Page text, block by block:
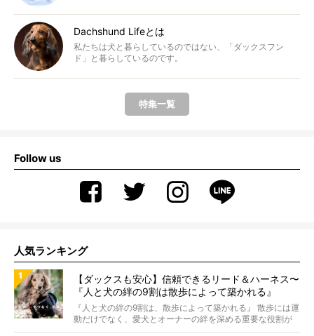
Dachshund Lifeとは
私たちは犬と暮らしているのではない、「ダックスフン
ド」と暮らしているのです。
特集一覧
Follow us
人気ランキング
【ダックスも安心】信頼できるリード＆ハーネス〜
『人と犬の絆の9割は散歩によって築かれる』
WOLFGANG MAN＆BEAST〜
『人と犬の絆の9割は、散歩によって築かれる』 散歩には運
動だけでなく、愛犬とオーナーの絆を深める重要な役割が
あ...